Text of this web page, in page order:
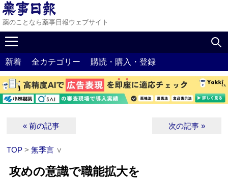
薬のことなら薬事日報ウェブサイト
新着 全カテゴリー 購読・購入・登録
« 前の記事 次の記事 »
TOP >無季言 ∨
攻めの意識で職能拡大を